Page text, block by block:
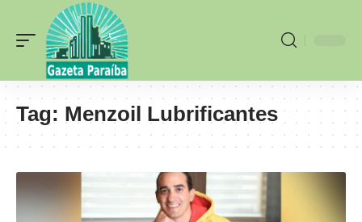
Tag: Menzoil Lubrificantes